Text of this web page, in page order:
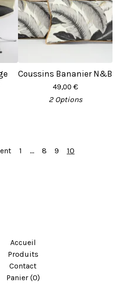
Coussins Bananier N&B
49,00 €
2 Options
1 … 8 9 10
Accueil
Produits
Contact
Panier (0)